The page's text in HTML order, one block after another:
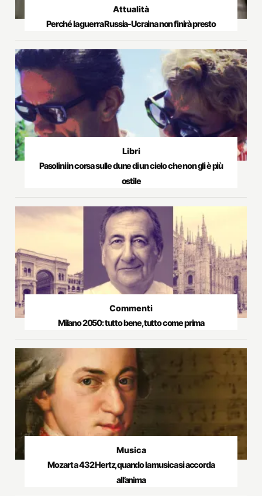
Attualità
Perché la guerra Russia-Ucraina non finirà presto
Libri
Pasolini in corsa sulle dune di un cielo che non gli è più
ostile
Commenti
Milano 2050: tutto bene, tutto come prima
Musica
Mozart a 432 Hertz, quando la musica si accorda
all’anima